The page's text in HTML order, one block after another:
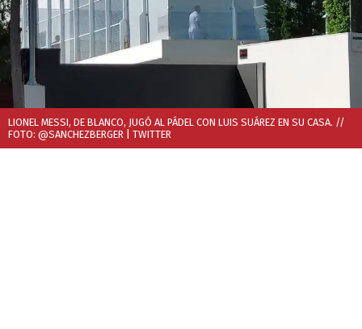
LIONEL MESSI, DE BLANCO, JUGÓ AL PÁDEL CON LUIS SUÁREZ EN SU CASA. //
FOTO: @SANCHEZBERGER | TWITTER